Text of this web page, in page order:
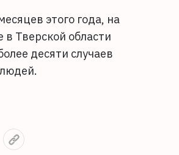
этого года, на
в Тверской области
десяти случаев